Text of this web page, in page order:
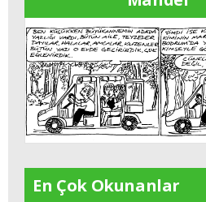
En Çok Okunanlar